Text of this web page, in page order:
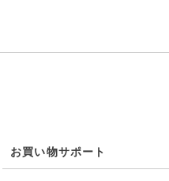
お買い物サポート